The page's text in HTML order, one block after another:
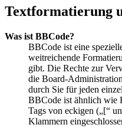
Textformatierung
Was ist BBCode?
BBCode ist eine
weitreichende
gibt. Die Rechte zur
die Board-
durch Sie für jeden
BBCode ist ähnlich wie
Tags von eckigen („[“
Klammern